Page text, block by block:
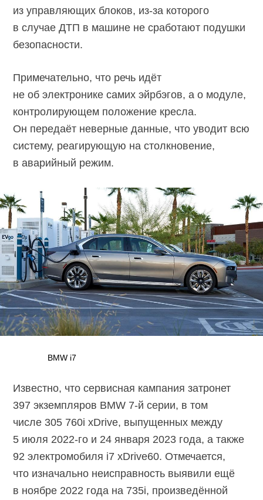
из управляющих блоков, из-за которого
в случае ДТП в машине не сработают подушки
безопасности.
Примечательно, что речь идёт
не об электронике самих эйрбэгов, а о модуле,
контролирующем положение кресла.
Он передаёт неверные данные, что уводит всю
систему, реагирующую на столкновение,
в аварийный режим.
BMW i7
Известно, что сервисная кампания затронет
397 экземпляров BMW 7-й серии, в том
числе 305 760i xDrive, выпущенных между
5 июля 2022-го и 24 января 2023 года, а также
92 электромобиля i7 xDrive60. Отмечается,
что изначально неисправность выявили ещё
в ноябре 2022 года на 735i, произведённой